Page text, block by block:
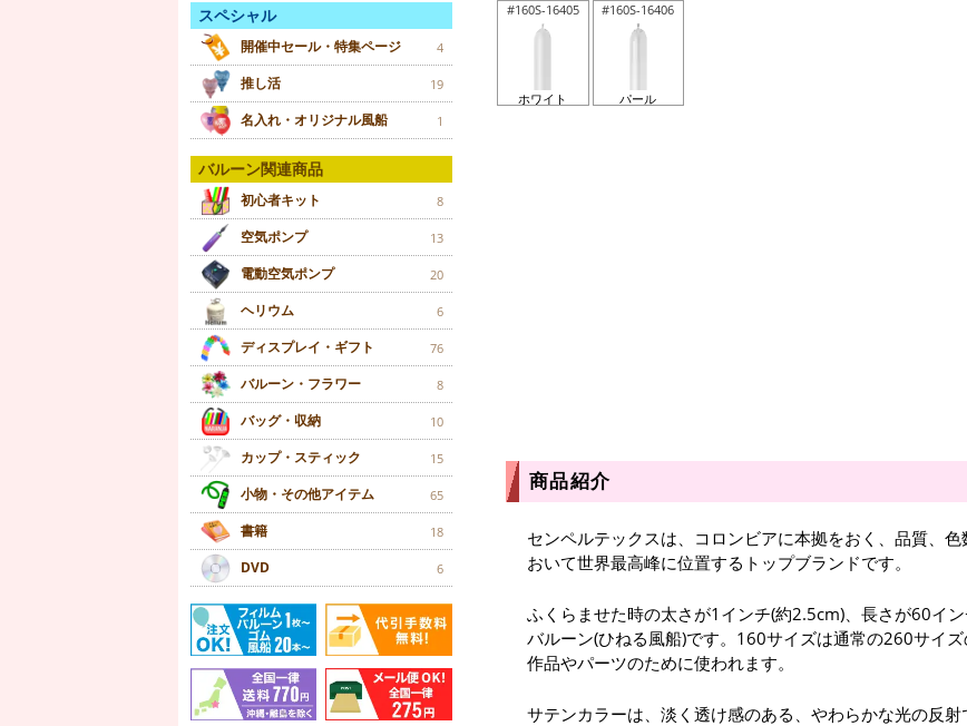
スペシャル
開催中セール・特集ページ 4
推し活 19
名入れ・オリジナル風船 1
バルーン関連商品
初心者キット 8
空気ポンプ 13
電動空気ポンプ 20
ヘリウム 6
ディスプレイ・ギフト 76
バルーン・フラワー 8
バッグ・収納 10
カップ・スティック 15
小物・その他アイテム 65
書籍 18
DVD 6
#160S-16405
ホワイト
#160S-16406
パール
商品紹介
センペルテックスは、コロンビアに本拠をおく、品質、
おいて世界最高峰に位置するトップブランドです。
ふくらませた時の太さが1インチ(約2.5cm)、長さが60イ
バルーン(ひねる風船)です。160サイズは通常の260サイ
作品やパーツのために使われます。
サテンカラーは、淡く透け感のある、やわらかな光の反